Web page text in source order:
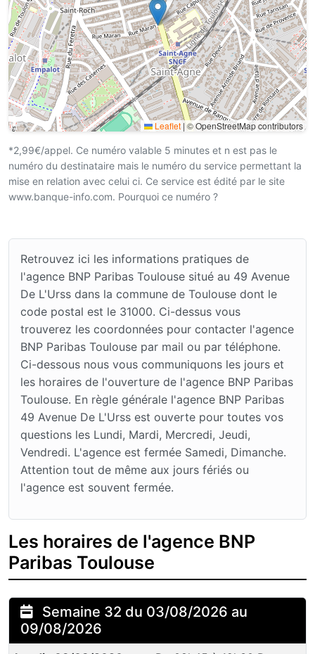
Leaflet |© OpenStreetMap contributors
*2,99€/appel. Ce numéro valable 5 minutes et n est pas le
numéro du destinataire mais le numéro du service permettant la
mise en relation avec celui ci. Ce service est édité par le site
www.banque-info.com. Pourquoi ce numéro ?
Retrouvez ici les informations pratiques de
l'agence BNP Paribas Toulouse situé au 49 Avenue
De L'Urss dans la commune de Toulouse dont le
code postal est le 31000. Ci-dessus vous
trouverez les coordonnées pour contacter l'agence
BNP Paribas Toulouse par mail ou par téléphone.
Ci-dessous nous vous communiquons les jours et
les horaires de l'ouverture de l'agence BNP Paribas
Toulouse. En règle générale l'agence BNP Paribas
49 Avenue De L'Urss est ouverte pour toutes vos
questions les Lundi, Mardi, Mercredi, Jeudi,
Vendredi. L'agence est fermée Samedi, Dimanche.
Attention tout de même aux jours fériés ou
l'agence est souvent fermée.
Les horaires de l'agence BNP
Paribas Toulouse
Semaine 32 du 03/08/2026 au
09/08/2026